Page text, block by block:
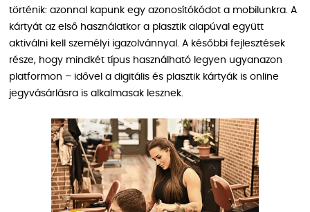
történik: azonnal kapunk egy azonosítókódot a mobilunkra. A
kártyát az első használatkor a plasztik alapúval együtt
aktiválni kell személyi igazolvánnyal. A későbbi fejlesztések
része, hogy mindkét típus használható legyen ugyanazon
platformon – idővel a digitális és plasztik kártyák is online
jegyvásárlásra is alkalmasak lesznek.